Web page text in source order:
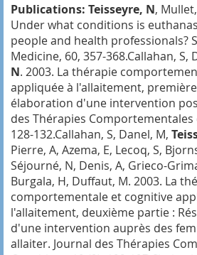
Publications: Teisseyre, N,
Under what conditions is
people and health professionals?
Medicine, 60, 357-368.Callahan, S,
N. 2003. La thérapie
appliquée à l'allaitement,
élaboration d'une intervention
des Thérapies Comportementales
128-132.Callahan, S, Danel, M,
Pierre, A, Azema, E, Lecoq, S,
Séjourné, N, Denis, A, Grieco-
Burgala, H, Duffaut, M. 2003. La
comportementale et cognitive
l'allaitement, deuxième partie :
d'une intervention auprès des
allaiter. Journal des Thérapies